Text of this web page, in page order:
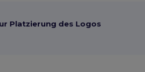
Platzierung des Logos